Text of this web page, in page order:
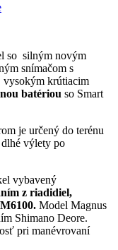
so silným novým
snímačom s
krútiacim
batériou so Smart
je určený do terénu
výlety po
vybavený
z riadidiel,
Model Magnus
Shimano Deore.
pri manévrovaní